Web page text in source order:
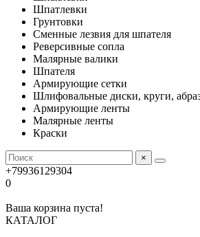
Шпатлевки
Грунтовки
Сменные лезвия для шпателя
Реверсивные сопла
Малярные валики
Шпателя
Армирующие сетки
Шлифовальные диски, круги,
Армирующие ленты
Малярные ленты
Краски
×
+79936129304
0
Ваша корзина пуста!
КАТАЛОГ